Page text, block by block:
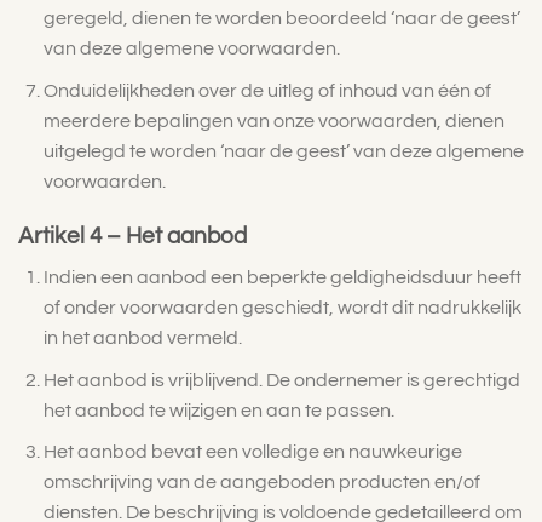
geregeld, dienen te worden beoordeeld ‘naar de geest’
van deze algemene voorwaarden.
Onduidelijkheden over de uitleg of inhoud van één of
meerdere bepalingen van onze voorwaarden, dienen
uitgelegd te worden ‘naar de geest’ van deze algemene
voorwaarden.
Artikel 4 – Het aanbod
Indien een aanbod een beperkte geldigheidsduur heeft
of onder voorwaarden geschiedt, wordt dit nadrukkelijk
in het aanbod vermeld.
Het aanbod is vrijblijvend. De ondernemer is gerechtigd
het aanbod te wijzigen en aan te passen.
Het aanbod bevat een volledige en nauwkeurige
omschrijving van de aangeboden producten en/of
diensten. De beschrijving is voldoende gedetailleerd om